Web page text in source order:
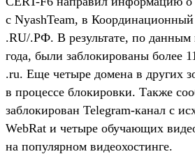
с NyashTeam, в
.RU/.РФ. В результате, по
года, были заблокированы более
.ru. Еще четыре домена в других
в процессе блокировки. Также
заблокирован Telegram-канал с
WebRat и четыре обучающих
на популярном видеохостинге.